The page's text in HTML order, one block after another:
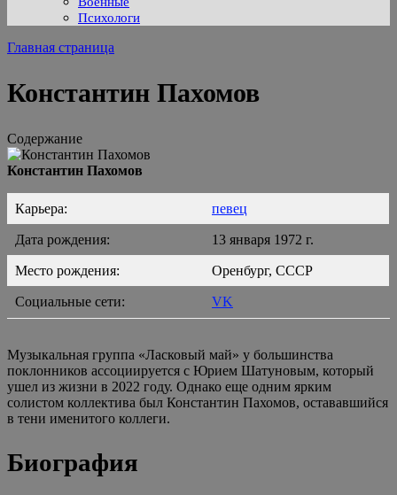
Психологи
Главная страница
Константин Пахомов
Содержание
Константин Пахомов
Карьера: певец
Дата рождения: 13 января 1972 г.
Место рождения: Оренбург, СССР
Социальные сети: VK
Музыкальная группа «Ласковый май» у большинства
поклонников ассоциируется с Юрием Шатуновым, который
ушел из жизни в 2022 году. Однако еще одним ярким
солистом коллектива был Константин Пахомов, остававшийся
в тени именитого коллеги.
Биография